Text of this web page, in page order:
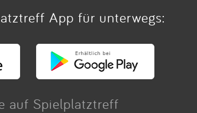
App für unterwegs:
auf Spielplatztreff